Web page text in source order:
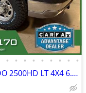
• • • • • • • • •
2006 CHEVROLET CHEVY SILVERADO 2500HD LT 4X4 6.6L DURAMAX DIESEL